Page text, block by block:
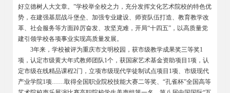
好立德树人大文章。”学校举全校之力，充分发挥文化艺术院校的特色优
势，在建强基层战斗堡垒、加强专业建设、师资队伍打造、教育教学改
革、社会服务等方面踔厉奋发、攻坚克难，开局“十四五”，以高质量党
建引领学校各项事业实现高质量发展。
3年来，学校被评为重庆市文明校园，获市级教学成果奖三等奖1
项，认定市级黄大年式教师团队1个，获国家艺术基金资助项目1项，认
定市级在线精品课程2门，立项市级现代学徒制试点项目1项、市级现代
产业学院1项……取得全国职业院校技能大赛二等奖、“孔雀杯”全国高等